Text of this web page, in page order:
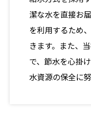
潔な水を直接お
を利用するため
きます。また、
で、節水を心掛
水資源の保全に